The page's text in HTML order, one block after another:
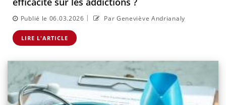
Publié le 06.03.2026 | Par Geneviève Andrianaly
LIRE L'ARTICLE